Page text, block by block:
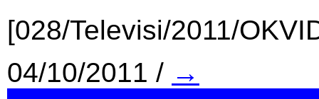
[028/Televisi/2011/
04/10/2011 / →